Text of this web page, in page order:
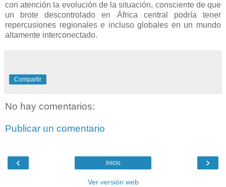
con atención la evolución de la situación, consciente de que
un brote descontrolado en África central podría tener
repercusiones regionales e incluso globales en un mundo
altamente interconectado.
Compartir
No hay comentarios:
Publicar un comentario
‹ ›
Inicio
Ver versión web